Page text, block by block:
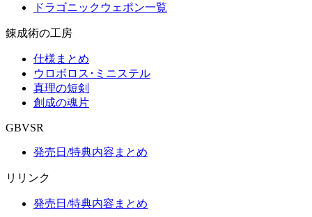
ドラゴニックウェポン一覧
錬成術の工房
仕様まとめ
ウロボロス･ミニステル
真理の短剣
創成の魂片
GBVSR
発売日/特典内容まとめ
リリンク
発売日/特典内容まとめ